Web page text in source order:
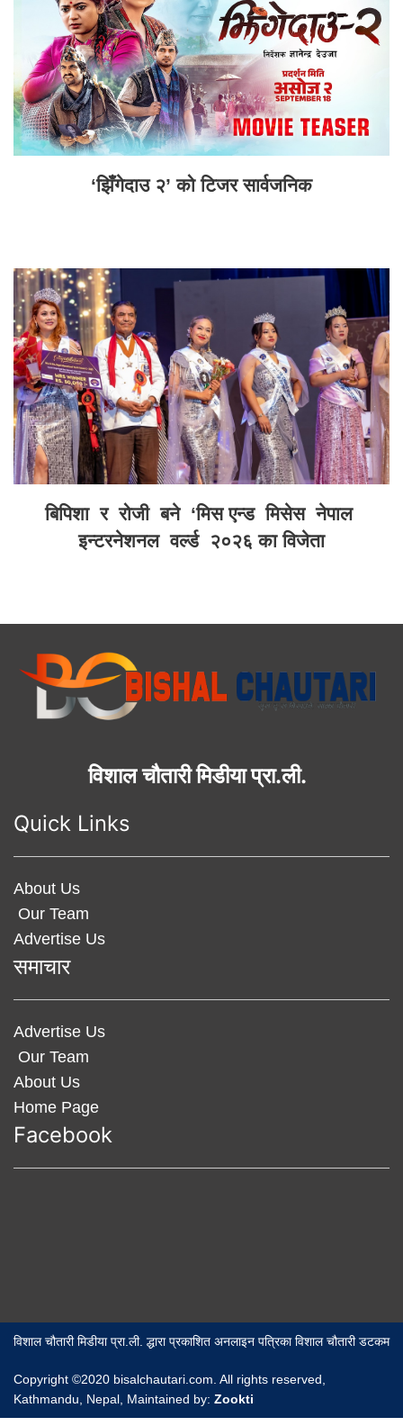
‘झिँगेदाउ २’ को टिजर सार्वजनिक
बिपिशा र रोजी बने ‘मिस एन्ड मिसेस नेपाल
इन्टरनेशनल वर्ल्ड २०२६ का विजेता
विशाल चौतारी मिडीया प्रा.ली.
Quick Links
About Us
Our Team
Advertise Us
समाचार
Advertise Us
Our Team
About Us
Home Page
Facebook
विशाल चौतारी मिडीया प्रा.ली. द्धारा प्रकाशित अनलाइन पत्रिका विशाल चौतारी डटकम
Copyright ©2020 bisalchautari.com. All rights reserved,
Kathmandu, Nepal, Maintained by: Zookti